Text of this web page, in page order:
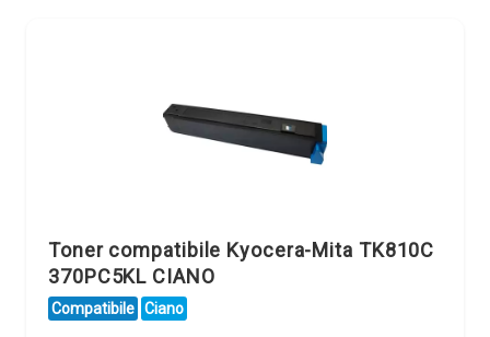
Toner compatibile Kyocera-Mita TK810C
370PC5KL CIANO
Compatibile Ciano